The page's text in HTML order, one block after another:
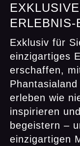
Exklusiv für
einzigartiges
erschaffen,
erleben wie
inspirieren
begeistern –
einzigartigen